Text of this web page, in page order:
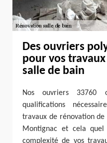
Des ouvriers
pour vos
salle de bain
Nos ouvriers 33760
qualifications
travaux de rénovation
Montignac et cela
complexité de vos